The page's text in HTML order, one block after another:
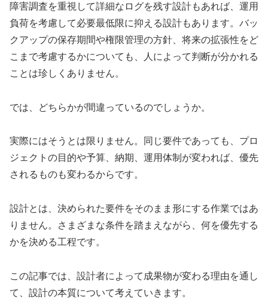
障害調査を重視して詳細なログを残す設計もあれば、運用
負荷を考慮して必要最低限に抑える設計もあります。バッ
クアップの保存期間や権限管理の方針、将来の拡張性をど
こまで考慮するかについても、人によって判断が分かれる
ことは珍しくありません。
では、どちらかが間違っているのでしょうか。
実際にはそうとは限りません。同じ要件であっても、プロ
ジェクトの目的や予算、納期、運用体制が変われば、優先
されるものも変わるからです。
設計とは、決められた要件をそのまま形にする作業ではあ
りません。さまざまな条件を踏まえながら、何を優先する
かを決める工程です。
この記事では、設計者によって成果物が変わる理由を通し
て、設計の本質について考えていきます。